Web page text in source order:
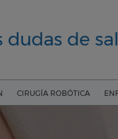
dudas de
CIRUGÍA ROBÓTICA